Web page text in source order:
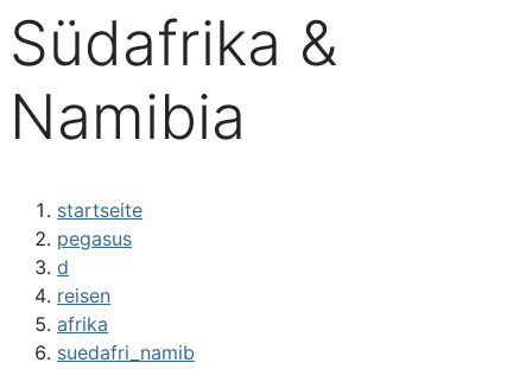
Südafrika &
Namibia
startseite
pegasus
d
reisen
afrika
suedafri_namib